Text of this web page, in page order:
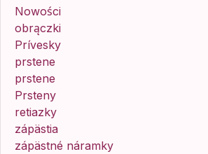
Nowości
obrączki
Prívesky
prstene
prstene
Prsteny
retiazky
zápästia
zápästné náramky